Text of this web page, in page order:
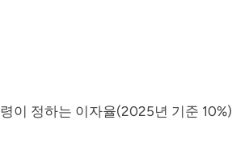
이 정하는 이자율(2025년 기준 10%)